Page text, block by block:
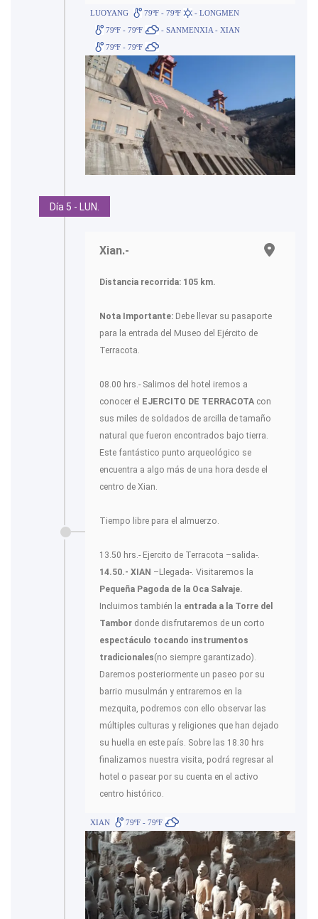
LUOYANG 79ºF - 79ºF
- LONGMEN
79ºF - 79ºF
- SANMENXIA - XIAN
79ºF - 79ºF
Día 5 - LUN.
Xian.-
Distancia recorrida: 105 km.
Nota Importante: Debe llevar su pasaporte
para la entrada del Museo del Ejército de
Terracota.
08.00 hrs.- Salimos del hotel iremos a
conocer el EJERCITO DE TERRACOTA con
sus miles de soldados de arcilla de tamaño
natural que fueron encontrados bajo tierra.
Este fantástico punto arqueológico se
encuentra a algo más de una hora desde el
centro de Xian.
Tiempo libre para el almuerzo.
13.50 hrs.- Ejercito de Terracota –salida-.
14.50.- XIAN –Llegada-. Visitaremos la
Pequeña Pagoda de la Oca Salvaje.
Incluimos también la entrada a la Torre del
Tambor donde disfrutaremos de un corto
espectáculo tocando instrumentos
tradicionales(no siempre garantizado).
Daremos posteriormente un paseo por su
barrio musulmán y entraremos en la
mezquita, podremos con ello observar las
múltiples culturas y religiones que han dejado
su huella en este país. Sobre las 18.30 hrs
finalizamos nuestra visita, podrá regresar al
hotel o pasear por su cuenta en el activo
centro histórico.
XIAN 79ºF - 79ºF